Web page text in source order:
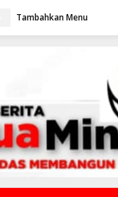
Tambahkan Menu